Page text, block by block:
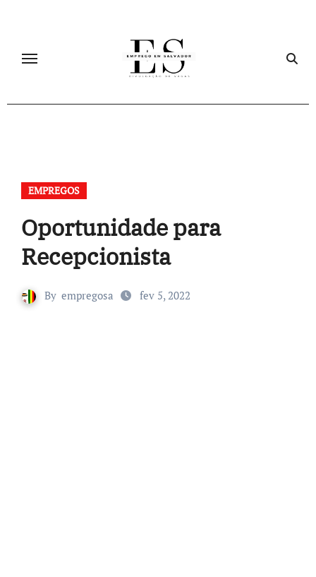
EMPREGOS
Oportunidade para
Recepcionista
By empregosa fev 5, 2022